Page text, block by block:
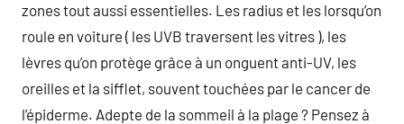
zones tout aussi essentielles. Les radius et les lorsqu’on
roule en voiture ( les UVB traversent les vitres ), les
lèvres qu’on protège grâce à un onguent anti-UV, les
oreilles et la sifflet, souvent touchées par le cancer de
l’épiderme. Adepte de la sommeil à la plage ? Pensez à